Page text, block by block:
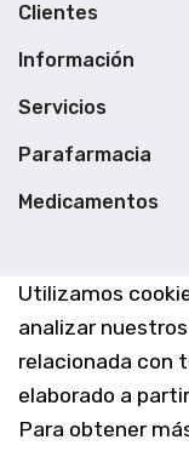
Utilizamos
analizar
relacionada con
elaborado a
Para obtener
Clientes
Información
Servicios
Parafarmacia
Medicamentos